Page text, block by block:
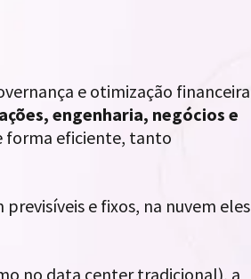
e otimização financeira
engenharia, negócios e
forma eficiente, tanto
e fixos, na nuvem eles
no data center tradicional), a